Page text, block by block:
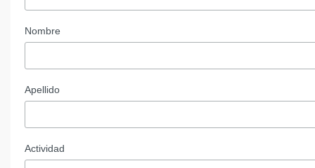
Nombre
Apellido
Actividad